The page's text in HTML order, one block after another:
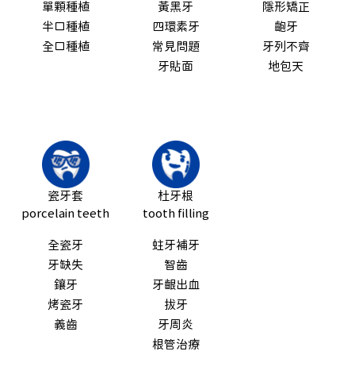
單顆種植
半口種植
全口種植
黃黑牙
四環素牙
常見問題
牙貼面
隱形矯正
齙牙
牙列不齊
地包天
瓷牙套
porcelain teeth
全瓷牙
牙缺失
鑲牙
烤瓷牙
義齒
杜牙根
tooth filling
蛀牙補牙
智齒
牙齦出血
拔牙
牙周炎
根管治療